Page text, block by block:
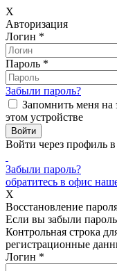
X
Авторизация
Логин *
Пароль *
Забыли пароль?
Запомнить меня на
этом устройстве
Войти через профиль в
Забыли пароль?
обратитесь в офис
X
Восстановление
Если вы забыли
Контрольная строка
регистрационные
Логин *